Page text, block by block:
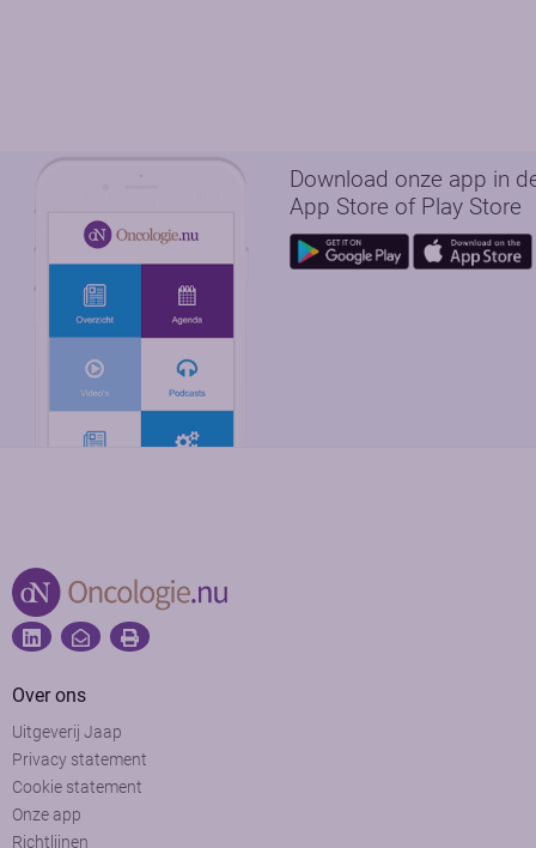
Download onze app in
App Store of Play Store
Over ons
Uitgeverij Jaap
Privacy statement
Cookie statement
Onze app
Richtlijnen